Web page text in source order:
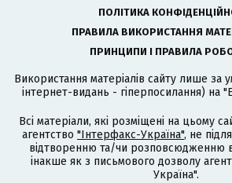
ПОЛІТИКА
ПРАВИЛА ВИКОРИСТАННЯ
ПРИНЦИПИ І ПРАВИЛА
Використання матеріалів сайту лише за
інтернет-видань - гіперпосилання) на
Всі матеріали, які розміщені на цьому
агентство "Інтерфакс-Україна", не
відтворенню та/чи розповсюдженню
інакше як з письмового дозволу
Україна".